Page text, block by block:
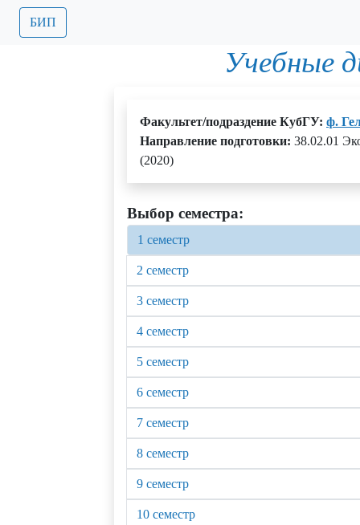
БИП
Учебные
Факультет/подраздение КубГУ: ф.
Направление подготовки: 38.02.01
(2020)
Выбор семестра:
1 семестр
2 семестр
3 семестр
4 семестр
5 семестр
6 семестр
7 семестр
8 семестр
9 семестр
10 семестр